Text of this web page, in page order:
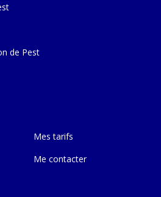
de Pest
Mes tarifs
Me contacter